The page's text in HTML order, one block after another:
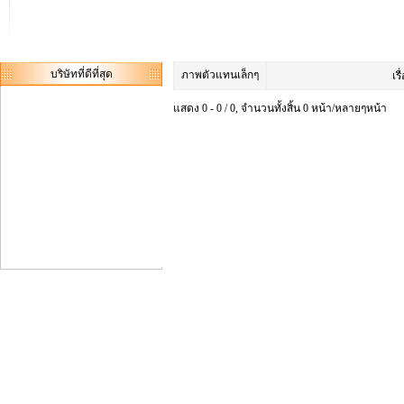
บริษัทที่ดีที่สุด ภาพตัวแทนเล็กๆ เ
แสดง 0 - 0 / 0, จำนวนทั้งสิ้น 0 หน้า/หลายๆหน้า